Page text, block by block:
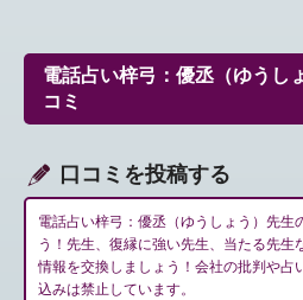
ー
シ
電話占い梓弓：優丞（ゆうし
コミ
口コミを投稿する
電話占い梓弓：優丞（ゆうしょう）先生
う！先生、復縁に強い先生、当たる先生
情報を交換しましょう！会社の批判や占
込みは禁止しています。